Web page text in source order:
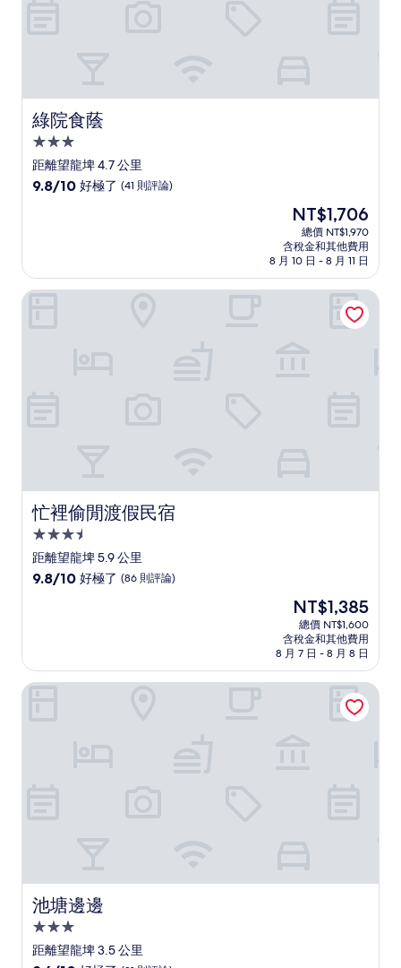
綠院食蔭
綠院食蔭
3.0
星
級
距離望龍埤 4.7 公里
9.8
好
極
9.8/10 好極了 (41 則評論)
現
在
價
格
為
NT$1,706
NT$1,706
總價 NT$1,970
含稅金和其他費用
8 月 10 日 - 8 月 11 日
忙裡偷閒渡假民宿
忙裡偷閒渡假民宿
3.5
星
級
距離望龍埤 5.9 公里
9.8
好
極
9.8/10 好極了 (86 則評論)
現
在
價
格
為
NT$1,385
NT$1,385
總價 NT$1,600
含稅金和其他費用
8 月 7 日 - 8 月 8 日
忙裡偷閒渡假民宿
池塘邊邊
池塘邊邊
3.0
星
距離望龍埤 3.5 公里
池塘邊邊